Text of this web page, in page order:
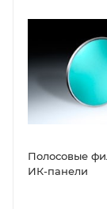
Полосовые
ИК-панели